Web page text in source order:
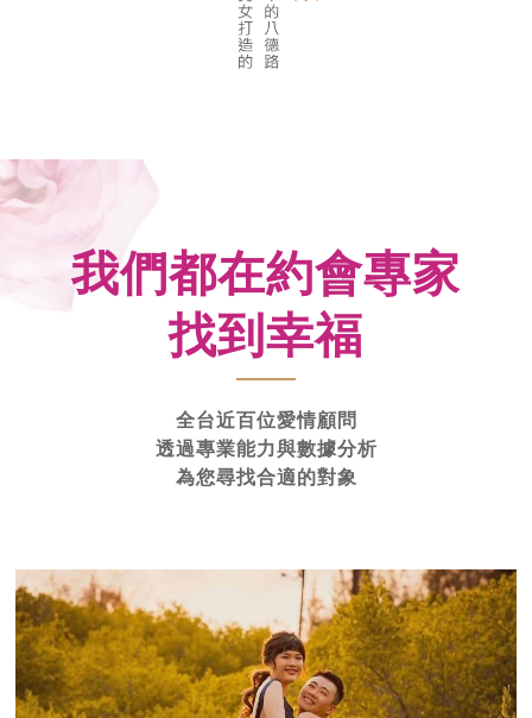
我們都在約會專家
找到幸福
全台近百位愛情顧問
透過專業能力與數據分析
為您尋找合適的對象